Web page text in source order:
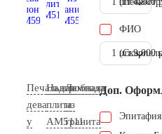
Печальная
дева
у
Надгробная
плита
AM5111
Лампада
из
гранита
ФИО
1 шт.9.000
Доп.
Эпитафия